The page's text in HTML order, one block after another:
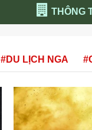
THÔNG
Nổi
#DU LỊCH NGA